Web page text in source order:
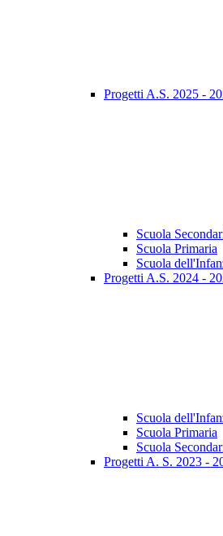
Progetti A.S. 2025 -
Scuola
Scuola Primaria
Scuola
Progetti A.S. 2024 -
Scuola
Scuola Primaria
Scuola
Progetti A. S. 2023 -